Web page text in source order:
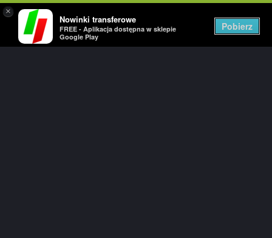
×
Nowinki transferowe
FREE - Aplikacja dostępna w sklepie
Google Play
Pobierz